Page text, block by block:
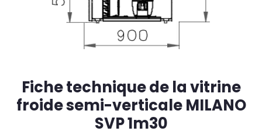
Fiche technique de la vitrine
froide semi-verticale MILANO
SVP 1m30